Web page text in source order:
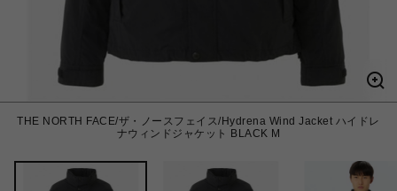
THE NORTH FACE/ザ・ノースフェイス/Hydrena Wind Jacket ハイドレ
ナウィンドジャケット BLACK M